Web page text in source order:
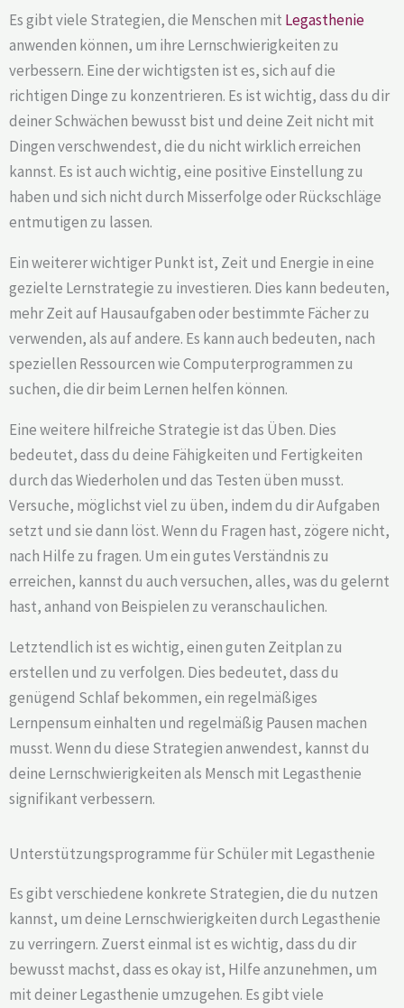
Es gibt viele Strategien, die Menschen mit Legasthenie
anwenden können, um ihre Lernschwierigkeiten zu
verbessern. Eine der wichtigsten ist es, sich auf die
richtigen Dinge zu konzentrieren. Es ist wichtig, dass du dir
deiner Schwächen bewusst bist und deine Zeit nicht mit
Dingen verschwendest, die du nicht wirklich erreichen
kannst. Es ist auch wichtig, eine positive Einstellung zu
haben und sich nicht durch Misserfolge oder Rückschläge
entmutigen zu lassen.
Ein weiterer wichtiger Punkt ist, Zeit und Energie in eine
gezielte Lernstrategie zu investieren. Dies kann bedeuten,
mehr Zeit auf Hausaufgaben oder bestimmte Fächer zu
verwenden, als auf andere. Es kann auch bedeuten, nach
speziellen Ressourcen wie Computerprogrammen zu
suchen, die dir beim Lernen helfen können.
Eine weitere hilfreiche Strategie ist das Üben. Dies
bedeutet, dass du deine Fähigkeiten und Fertigkeiten
durch das Wiederholen und das Testen üben musst.
Versuche, möglichst viel zu üben, indem du dir Aufgaben
setzt und sie dann löst. Wenn du Fragen hast, zögere nicht,
nach Hilfe zu fragen. Um ein gutes Verständnis zu
erreichen, kannst du auch versuchen, alles, was du gelernt
hast, anhand von Beispielen zu veranschaulichen.
Letztendlich ist es wichtig, einen guten Zeitplan zu
erstellen und zu verfolgen. Dies bedeutet, dass du
genügend Schlaf bekommen, ein regelmäßiges
Lernpensum einhalten und regelmäßig Pausen machen
musst. Wenn du diese Strategien anwendest, kannst du
deine Lernschwierigkeiten als Mensch mit Legasthenie
signifikant verbessern.
Unterstützungsprogramme für Schüler mit Legasthenie
Es gibt verschiedene konkrete Strategien, die du nutzen
kannst, um deine Lernschwierigkeiten durch Legasthenie
zu verringern. Zuerst einmal ist es wichtig, dass du dir
bewusst machst, dass es okay ist, Hilfe anzunehmen, um
mit deiner Legasthenie umzugehen. Es gibt viele